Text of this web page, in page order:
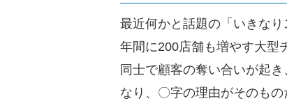
最近何かと話題の「いきな
年間に200店舗も増やす大型
同士で顧客の奪い合いが起
なり、〇字の理由がそのも